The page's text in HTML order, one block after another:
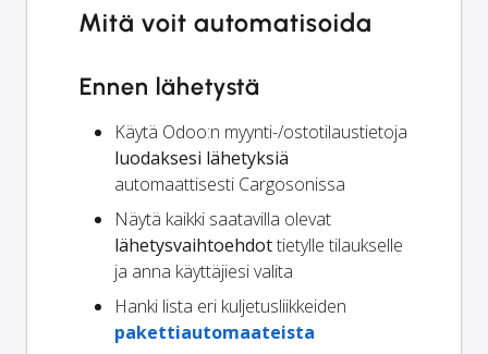
Mitä voit automatisoida
Ennen lähetystä
Käytä Odoo:n myynti-/ostotilaustietoja
luodaksesi lähetyksiä
automaattisesti Cargosonissa
Näytä kaikki saatavilla olevat
lähetysvaihtoehdottietylle tilaukselle
ja anna käyttäjiesi valita
Hanki lista eri kuljetusliikkeiden
pakettiautomaateista